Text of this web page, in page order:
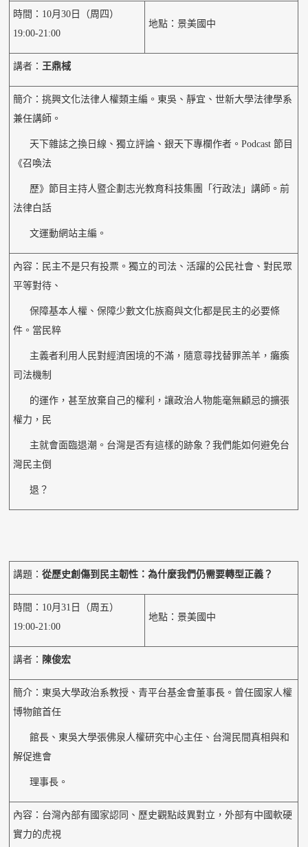
時間：10月30日（周四）
19:00-21:00
地點：景美國中
講者：王鼎棫
簡介：挑興文化法律人權類主編。東吳、靜宜、世新大學法律學系
兼任講師。
天下雜誌之換日線、獨立評論、銀天下專欄作者。Podcast 節目
《召喚法
歷》節目主持人暨企劃志光教育科技集團「行政法」講師。前
法律白話
文運動網站主編。
內容：民主不是只有投票。獨立的司法、活躍的公民社會、對民眾
平等對待、
保障基本人權、保障少數文化族裔與文化都是民主的必要條
件。當民粹
主義者利用人民對經濟困境的不滿，隨意尋找替罪羔羊，癱瘓
司法機制
的運作，甚至放棄自己的權利，讓政治人物能毫無顧忌的擴張
權力，民
主就會面臨退潮。台灣是否有這樣的跡象？我們能如何避免台
灣民主倒
退？
講題：從歷史創傷到民主韌性：為什麼我們仍需要轉型正義？
時間：10月31日（周五）
19:00-21:00
地點：景美國中
講者： 陳俊宏
簡介：東吳大學政治系教授、青平台基金會董事長。曾任國家人權
博物館首任
館長、東吳大學張佛泉人權研究中心主任、台灣民間真相與和
解促進會
理事長。
內容：台灣內部有國家認同、歷史觀點歧異對立，外部有中國軟硬
實力的虎視